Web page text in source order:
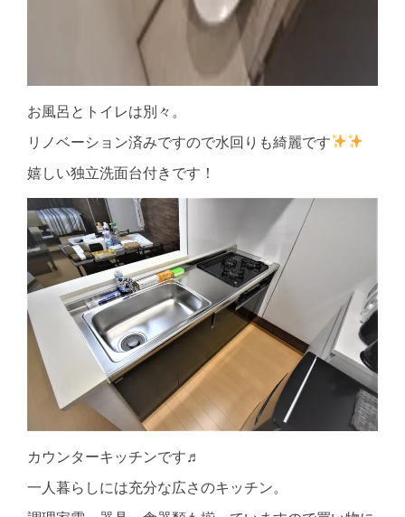
お風呂とトイレは別々。
リノベーション済みですので水回りも綺麗です
嬉しい独立洗面台付きです！
カウンターキッチンです♬
一人暮らしには充分な広さのキッチン。